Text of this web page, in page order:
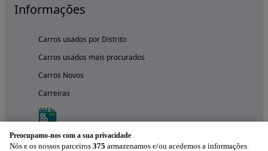
Informações
Carros usados por Distrito
Carros usados mais procurados
Carros Novos
Carreiras
Preocupamo-nos com a sua privacidade
Nós e os nossos parceiros 375 armazenamos e/ou acedemos a informações